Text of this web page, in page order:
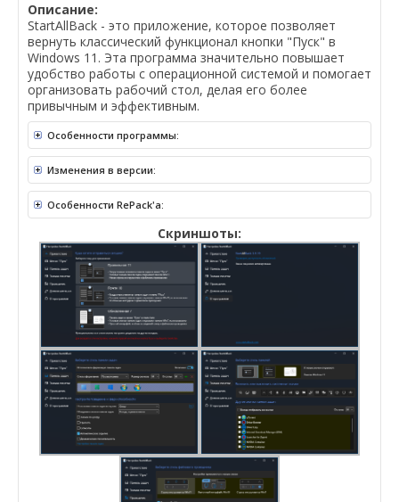
Описание:
StartAllBack - это приложение, которое позволяет
вернуть классический функционал кнопки "Пуск" в
Windows 11. Эта программа значительно повышает
удобство работы с операционной системой и помогает
организовать рабочий стол, делая его более
привычным и эффективным.
Особенности программы:
Изменения в версии:
Особенности RePack'a:
Скриншоты: